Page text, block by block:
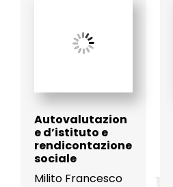
Autovalutazion
e d’istituto e
rendicontazione
sociale
Milito Francesco